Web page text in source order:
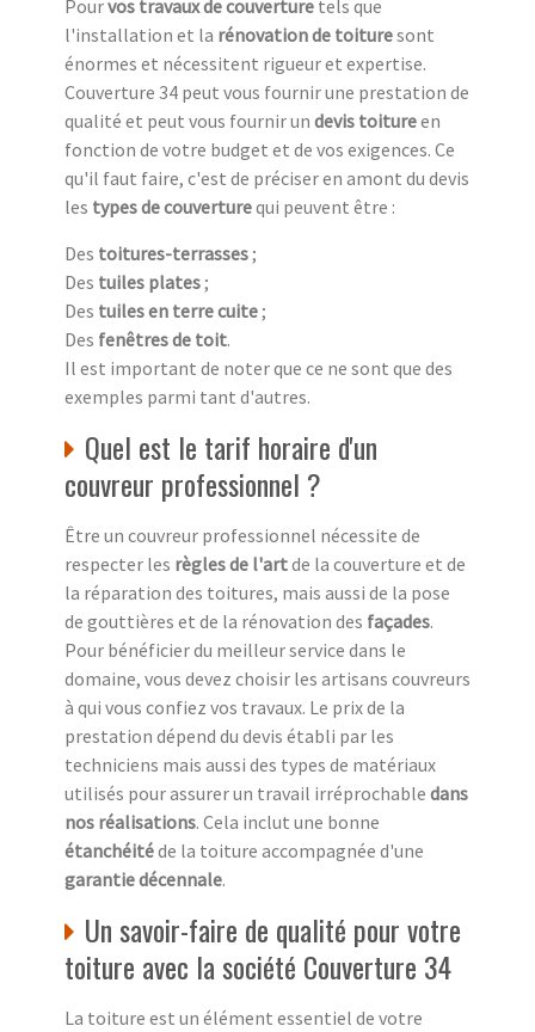
Pourvos travaux de couverture tels que
l'installation et la rénovation de toituresont
énormes et nécessitent rigueur et expertise.
Couverture 34 peut vous fournir une prestation de
qualité et peut vous fournir un devis toitureen
fonction de votre budget et de vos exigences. Ce
qu'il faut faire, c'est de préciser en amont du devis
les types de couverturequi peuvent être :
Des toitures-terrasses;
Des tuiles plates;
Des tuiles en terre cuite;
Des fenêtres de toit.
Il est important de noter que ce ne sont que des
exemples parmi tant d'autres.
Quel est le tarif horaire d'un
couvreur professionnel ?
Être un couvreur professionnel nécessite de
respecter les règles de l'artde la couverture et de
la réparation des toitures, mais aussi de la pose
de gouttières et de la rénovation des façades.
Pour bénéficier du meilleur service dans le
domaine, vous devez choisir les artisans couvreurs
à qui vous confiez vos travaux. Le prix de la
prestation dépend du devis établi par les
techniciens mais aussi des types de matériaux
utilisés pour assurer un travail irréprochable dans
nos réalisations. Cela inclut une bonne
étanchéitéde la toiture accompagnée d'une
garantie décennale.
Un savoir-faire de qualité pour votre
toiture avec la société Couverture 34
La toiture est un élément essentiel de votre